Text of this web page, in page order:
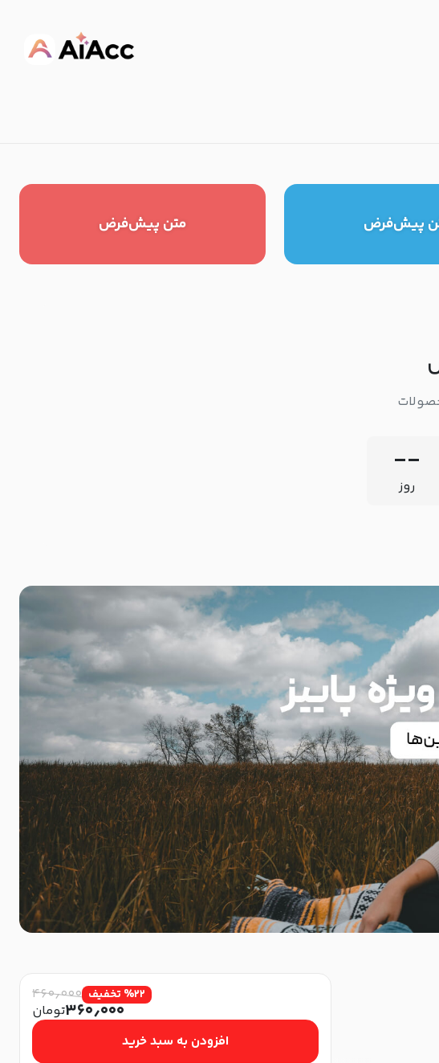
پیش‌فرض متن پیش‌فرض
--
روز
%۲۲ تخفیف ۴۶۰٫۰۰۰
۳۶۰٫۰۰۰تومان
افزودن به سبد خرید